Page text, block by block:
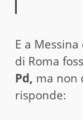
E a
di Roma
Pd, ma non
risponde: